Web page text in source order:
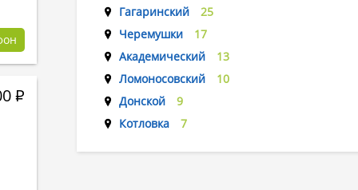
Р
Гагаринский
25
Черемушки
17
Академический
13
Ломоносовский
10
Донской
9
Котловка
7